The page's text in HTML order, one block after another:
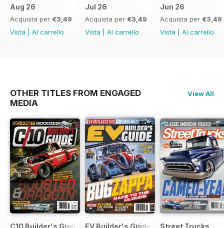
Aug 26
Acquista per €3,49
Vista
Al carrello
Jul 26
Acquista per €3,49
Vista
Al carrello
Jun 26
Acquista per €3,49
Vista
Al carrello
OTHER TITLES FROM ENGAGED
MEDIA
View All
C10 Builder's Guide EV Builder's Guide Street Trucks